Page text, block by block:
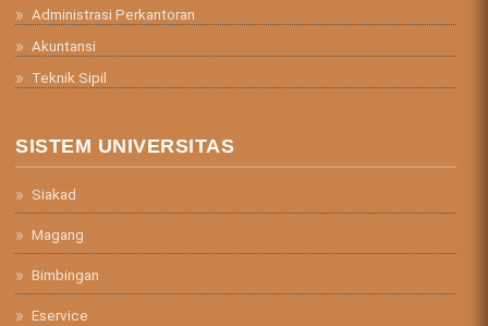
Administrasi Perkantoran
Akuntansi
Teknik Sipil
SISTEM UNIVERSITAS
Siakad
Magang
Bimbingan
Eservice